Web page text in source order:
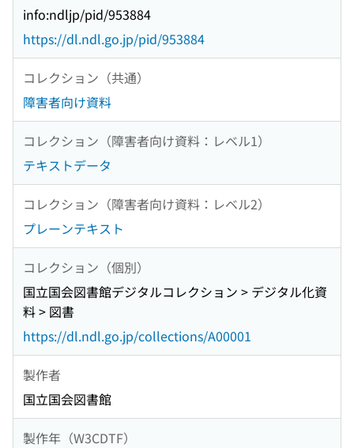
info:ndljp/pid/953884
https://dl.ndl.go.jp/pid/953884
コレクション（共通）
障害者向け資料
コレクション（障害者向け資料：レベル1）
テキストデータ
コレクション（障害者向け資料：レベル2）
プレーンテキスト
コレクション（個別）
国立国会図書館デジタルコレクション > デジタル化資
料 > 図書
https://dl.ndl.go.jp/collections/A00001
製作者
国立国会図書館
製作年（W3CDTF）